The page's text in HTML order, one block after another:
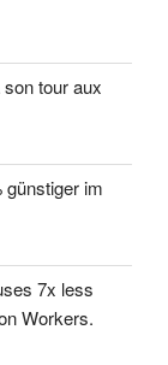
tour aux
im
7x less
Workers.